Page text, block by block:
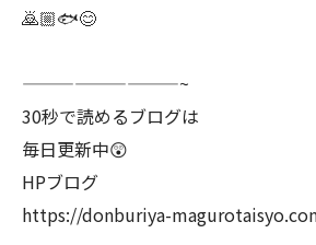
🙇🏼🐟😊
—————————~
30秒で読めるブログは
毎日更新中😲
HPブログ
https://donburiya-